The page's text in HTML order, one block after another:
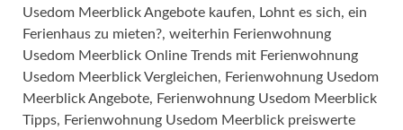
Usedom Meerblick Angebote kaufen, Lohnt es sich, ein
Ferienhaus zu mieten?, weiterhin Ferienwohnung
Usedom Meerblick Online Trends mit Ferienwohnung
Usedom Meerblick Vergleichen, Ferienwohnung Usedom
Meerblick Angebote, Ferienwohnung Usedom Meerblick
Tipps, Ferienwohnung Usedom Meerblick preiswerte